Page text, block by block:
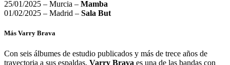
25/01/2025 – Murcia – Mamba
01/02/2025 – Madrid – Sala But
Más Varry Brava
Con seis álbumes de estudio publicados y más de trece años de
trayectoria a sus espaldas, Varry Brava es una de las bandas con